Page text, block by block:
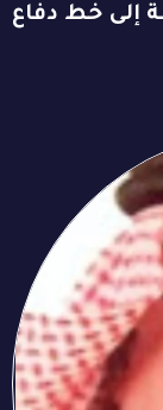
إلى خط دفاع